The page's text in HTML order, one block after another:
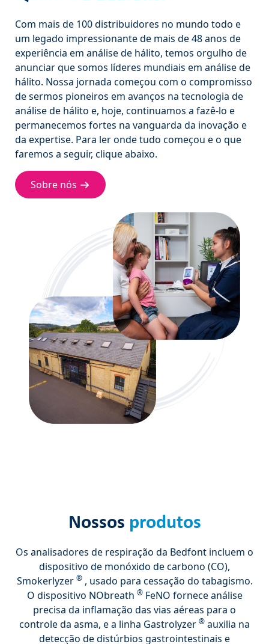
Com mais de 100 distribuidores no mundo todo e
um legado impressionante de mais de 48 anos de
experiência em análise de hálito, temos orgulho de
anunciar que somos líderes mundiais em análise de
hálito. Nossa jornada começou com o compromisso
de sermos pioneiros em avanços na tecnologia de
análise de hálito e, hoje, continuamos a fazê-lo e
permanecemos fortes na vanguarda da inovação e
da expertise. Para ler onde tudo começou e o que
faremos a seguir, clique abaixo.
Sobre nós
Nossos produtos
Os analisadores de respiração da Bedfont incluem o
dispositivo de monóxido de carbono (CO),
Smokerlyzer ®, usado para cessação do tabagismo.
O dispositivo NObreath ®FeNO fornece análise
precisa da inflamação das vias aéreas para o
controle da asma, e a linha Gastrolyzer ® auxilia na
detecção de distúrbios gastrointestinais e